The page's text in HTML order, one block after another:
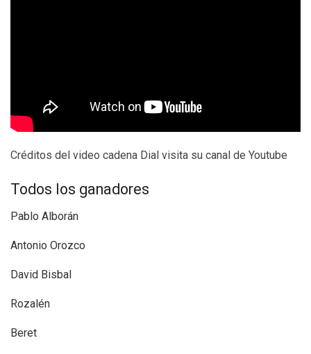
Créditos del video cadena Dial visita su canal de Youtube
Todos los ganadores
Pablo Alborán
Antonio Orozco
David Bisbal
Rozalén
Beret